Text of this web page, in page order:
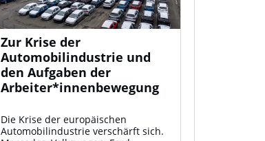
Zur Krise der
Automobilindustrie und
den Aufgaben der
Arbeiter*innenbewegung
Die Krise der europäischen
Automobilindustrie verschärft sich.